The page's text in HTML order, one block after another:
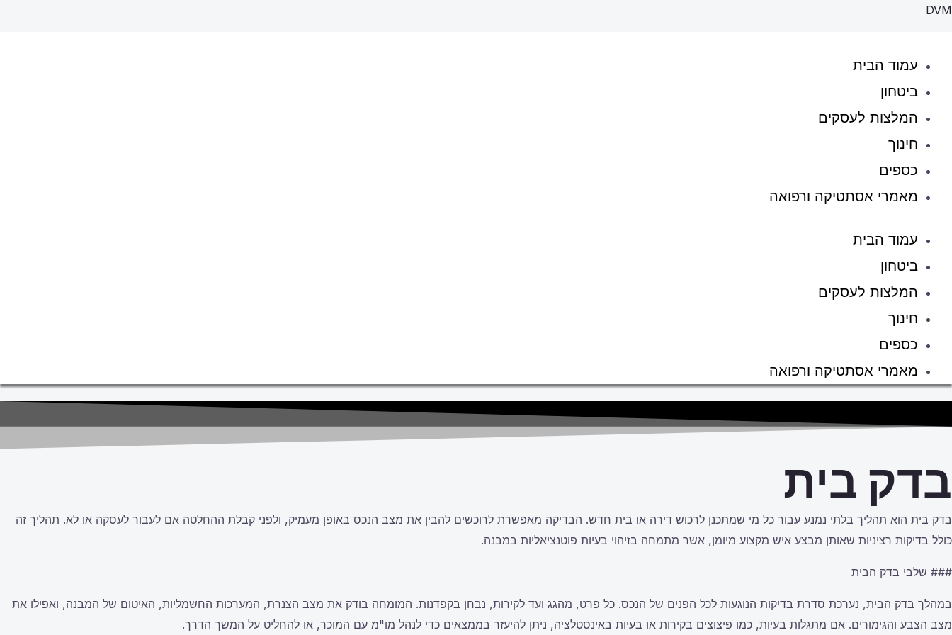
דילוג
DVM
עמוד הבית
ביטחון
המלצות לעסקים
חינוך
כספים
מאמרי אסתטיקה ורפואה
עמוד הבית
ביטחון
המלצות לעסקים
חינוך
כספים
מאמרי אסתטיקה ורפואה
בדק בית
בדק בית הוא תהליך בלתי נמנע עבור כל מי שמתכנן לרכוש דירה או בית חדש. הבדיקה מאפשרת לרוכשים להבין את מצב הנכס באופן מעמיק, ולפני קבלת ההחלטה אם לעבור לעסקה או לא. תהליך זה
כולל בדיקות רציניות שאותן מבצע איש מקצוע מיומן, אשר מתמחה בזיהוי בעיות פוטנציאליות במבנה.
### שלבי בדק הבית
במהלך בדק הבית, נערכת סדרת בדיקות הנוגעות לכל הפנים של הנכס. כל פרט, מהגג ועד לקירות, נבחן בקפדנות. המומחה בודק את מצב הצנרת, המערכות החשמליות, האיטום של המבנה, ואפילו את
מצב הצבע והגימורים. אם מתגלות בעיות, כמו פיצוצים בקירות או בעיות באינסטלציה, ניתן להיעזר בממצאים כדי לנהל מו"מ עם המוכר, או להחליט על המשך הדרך.